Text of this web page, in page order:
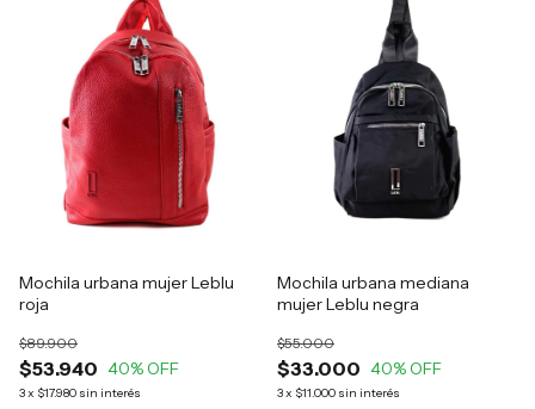
Mochila urbana mujer Leblu
roja
$53.940
$89.900
40% OFF
3x $17.980 sin interés
Mochila urbana mediana
mujer Leblu negra
$33.000
$55.000
40% OFF
3x $11.000 sin interés